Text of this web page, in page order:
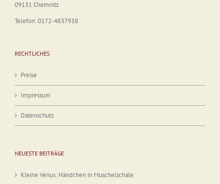
09131 Chemnitz
Telefon: 0172-4837938
RECHTLICHES
Preise
Impressum
Datenschutz
NEUESTE BEITRÄGE
Kleine Venus: Händchen in Muschelschale